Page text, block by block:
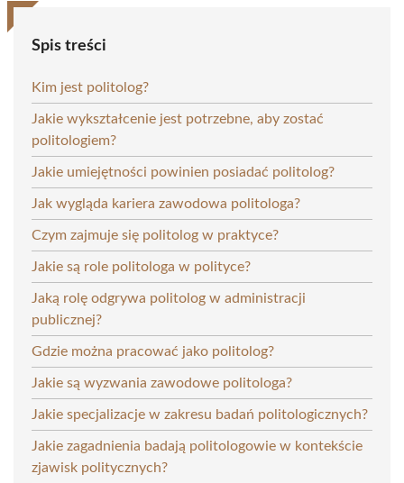
Spis treści
Kim jest politolog?
Jakie wykształcenie jest potrzebne, aby zostać
politologiem?
Jakie umiejętności powinien posiadać politolog?
Jak wygląda kariera zawodowa politologa?
Czym zajmuje się politolog w praktyce?
Jakie są role politologa w polityce?
Jaką rolę odgrywa politolog w administracji
publicznej?
Gdzie można pracować jako politolog?
Jakie są wyzwania zawodowe politologa?
Jakie specjalizacje w zakresu badań politologicznych?
Jakie zagadnienia badają politologowie w kontekście
zjawisk politycznych?